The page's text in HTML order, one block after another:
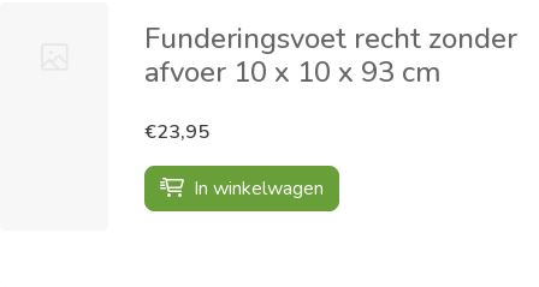
Funderingsvoet recht zonder
afvoer 10 x 10 x 93 cm
€23,95
In winkelwagen